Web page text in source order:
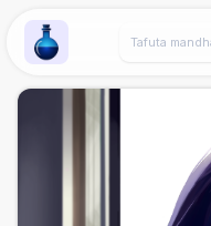
Wallpaper Alchemy